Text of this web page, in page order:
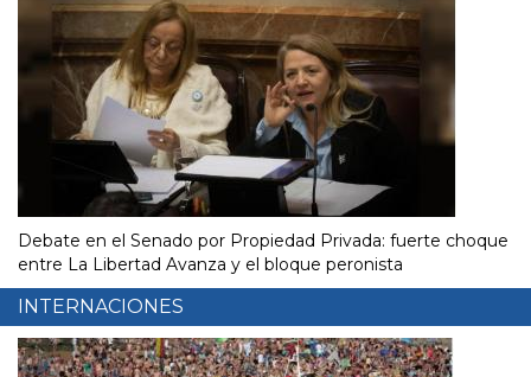
Debate en el Senado por Propiedad Privada: fuerte choque
entre La Libertad Avanza y el bloque peronista
INTERNACIONES